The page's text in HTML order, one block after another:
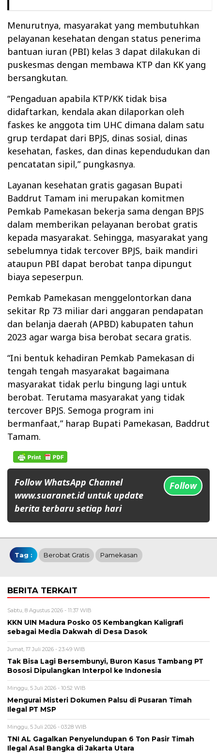
Menurutnya, masyarakat yang membutuhkan
pelayanan kesehatan dengan status penerima
bantuan iuran (PBI) kelas 3 dapat dilakukan di
puskesmas dengan membawa KTP dan KK yang
bersangkutan.
“Pengaduan apabila KTP/KK tidak bisa
didaftarkan, kendala akan dilaporkan oleh
faskes ke anggota tim UHC dimana dalam satu
grup terdapat dari BPJS, dinas sosial, dinas
kesehatan, faskes, dan dinas kependudukan dan
pencatatan sipil,” pungkasnya.
Layanan kesehatan gratis gagasan Bupati
Baddrut Tamam ini merupakan komitmen
Pemkab Pamekasan bekerja sama dengan BPJS
dalam memberikan pelayanan berobat gratis
kepada masyarakat. Sehingga, masyarakat yang
sebelumnya tidak tercover BPJS, baik mandiri
ataupun PBI dapat berobat tanpa dipungut
biaya sepeserpun.
Pemkab Pamekasan menggelontorkan dana
sekitar Rp 73 miliar dari anggaran pendapatan
dan belanja daerah (APBD) kabupaten tahun
2023 agar warga bisa berobat secara gratis.
“Ini bentuk kehadiran Pemkab Pamekasan di
tengah tengah masyarakat bagaimana
masyarakat tidak perlu bingung lagi untuk
berobat. Terutama masyarakat yang tidak
tercover BPJS. Semoga program ini
bermanfaat,” harap Bupati Pamekasan, Baddrut
Tamam.
Follow WhatsApp Channel
www.suaranet.id untuk update
berita terbaru setiap hari
Follow
Tag : Berobat Gratis Pamekasan
BERITA TERKAIT
Sabtu, 8 Agustus 2026 - 11:37 WIB
KKN UIN Madura Posko 05 Kembangkan Kaligrafi
sebagai Media Dakwah di Desa Dasok
Jumat, 17 Juli 2026 - 23:49 WIB
Tak Bisa Lagi Bersembunyi, Buron Kasus Tambang PT
Bososi Dipulangkan Interpol ke Indonesia
Minggu, 5 Juli 2026 - 10:52 WIB
Mengurai Misteri Dokumen Palsu di Pusaran Timah
Ilegal PT MSP
Minggu, 5 Juli 2026 - 03:28 WIB
TNI AL Gagalkan Penyelundupan 6 Ton Pasir Timah
Ilegal Asal Bangka di Jakarta Utara